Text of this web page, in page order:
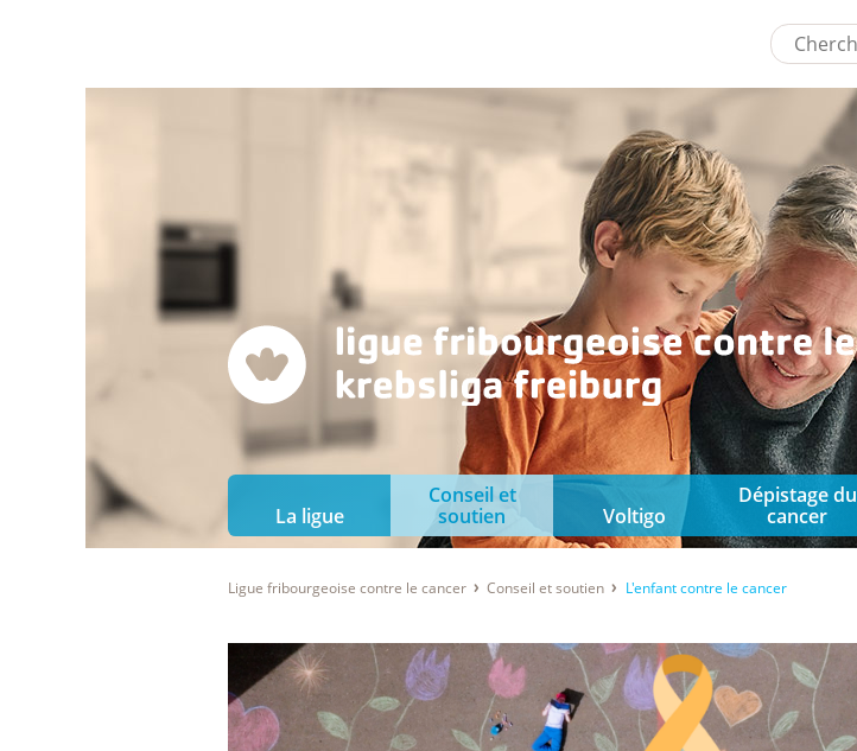
La ligue
Conseil et
soutien
Voltigo
Dépistage du
cancer
Ligue fribourgeoise contre le cancer Conseil et soutien L'enfant contre le cancer